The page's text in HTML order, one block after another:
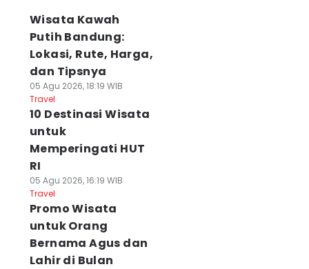
Wisata Kawah
Putih Bandung:
Lokasi, Rute, Harga,
dan Tipsnya
05 Agu 2026, 18:19 WIB
Travel
10 Destinasi Wisata
untuk
Memperingati HUT
RI
05 Agu 2026, 16:19 WIB
Travel
Promo Wisata
untuk Orang
Bernama Agus dan
Lahir di Bulan